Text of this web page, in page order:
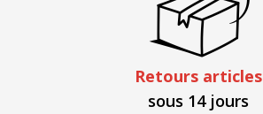
Retours articles
sous 14 jours